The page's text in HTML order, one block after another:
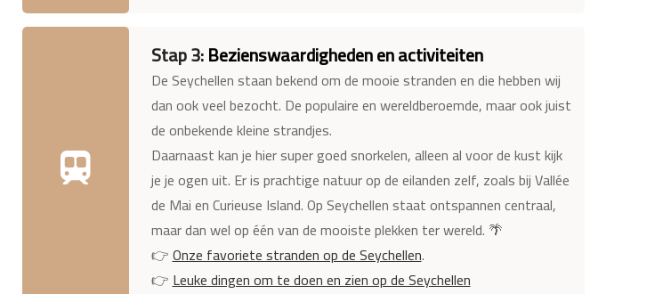
Stap 3:Bezienswaardigheden en activiteiten
De Seychellen staan bekend om de mooie stranden en die hebben wij
dan ook veel bezocht. De populaire en wereldberoemde, maar ook juist
de onbekende kleine strandjes.
Daarnaast kan je hier super goed snorkelen, alleen al voor de kust kijk
je je ogen uit. Er is prachtige natuur op de eilanden zelf, zoals bij Vallée
de Mai en Curieuse Island. Op Seychellen staat ontspannen centraal,
maar dan wel op één van de mooiste plekken ter wereld. 🌴
👉Onze favoriete stranden op de Seychellen.
👉Leuke dingen om te doen en zien op de Seychellen